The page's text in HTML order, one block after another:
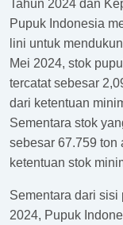
Tahun 2024 dan
Pupuk Indonesia
lini untuk
Mei 2024, stok
tercatat sebesar
dari ketentuan
Sementara stok
sebesar 67.759 ton
ketentuan stok
Sementara dari sisi
2024, Pupuk